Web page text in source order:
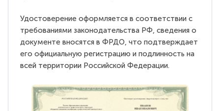
Удостоверение оформляется в соответствии с
требованиями законодательства РФ, сведения о
документе вносятся в ФРДО, что подтверждает
его официальную регистрацию и подлинность на
всей территории Российской Федерации.